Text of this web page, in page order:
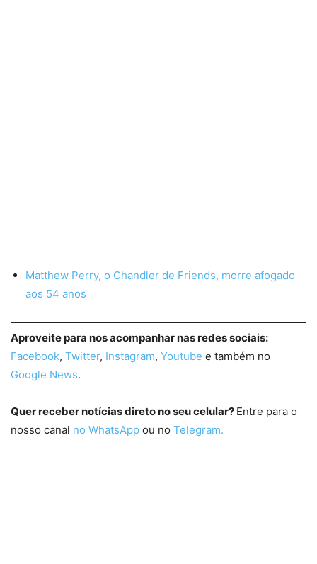
Matthew Perry, o Chandler de Friends, morre afogado
aos 54 anos
Aproveite para nos acompanhar nas redes sociais:
Facebook, Twitter, Instagram, Youtube e também no
Google News.
Quer receber notícias direto no seu celular? Entre para o
nosso canal no WhatsApp ou no Telegram.